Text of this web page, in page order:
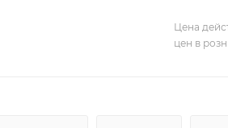
Цена
цен в